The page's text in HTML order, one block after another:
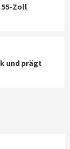
Zoll
und prägt